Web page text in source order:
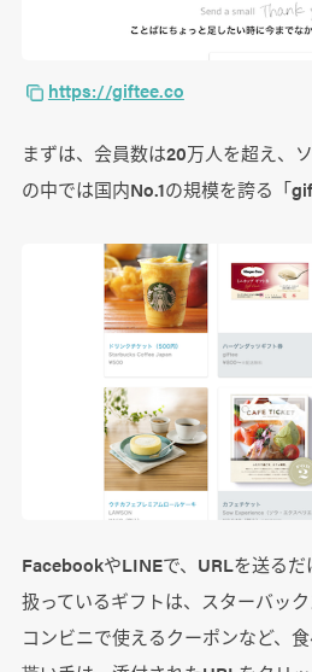
https://giftee.co
まずは、会員数は20万人を超え、
の中では国内No.1の規模を誇る「
FacebookやLINEで、URLを送るだ
扱っているギフトは、スターバッ
コンビニで使えるクーポンなど、